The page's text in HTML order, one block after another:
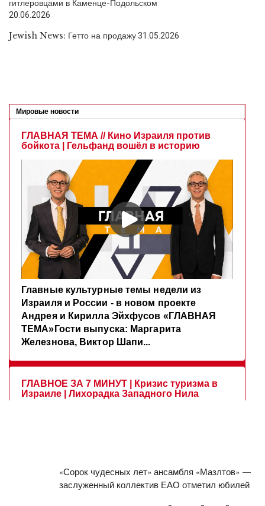
гитлеровцами в Каменце-Подольском
20.06.2026
Jewish News: Гетто на продажу31.05.2026
«Сорок чудесных лет» ансамбля «Мазлтов» —
заслуженный коллектив ЕАО отметил юбилей